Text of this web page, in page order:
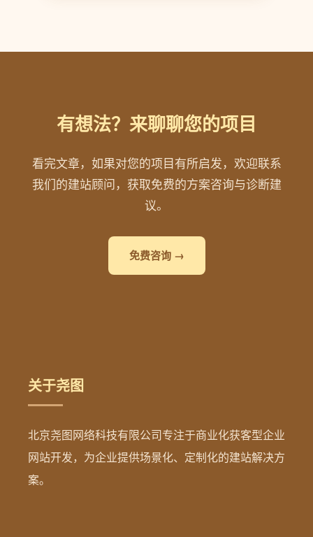
有想法？来聊聊您的项目
看完文章，如果对您的项目有所启发，欢迎联系
我们的建站顾问，获取免费的方案咨询与诊断建
议。
免费咨询 →
关于尧图
北京尧图网络科技有限公司专注于商业化获客型企业
网站开发，为企业提供场景化、定制化的建站解决方
案。